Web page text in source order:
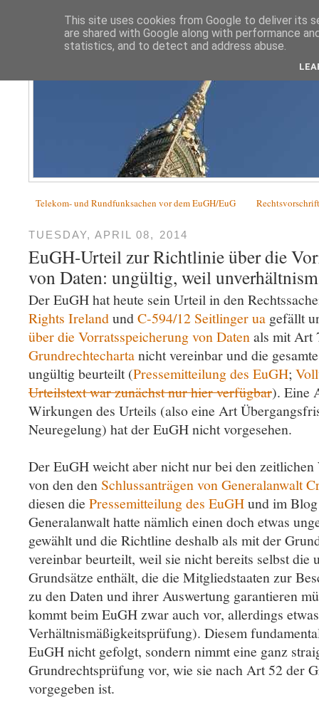
Telekom- und Rundfunksachen vor dem EuGH/EuG
TUESDAY, APRIL 08, 2014
EuGH-Urteil zur Richtlinie über die
von Daten: ungültig, weil
Der EuGH hat heute sein Urteil in den
Rights IrelandundC-594/12 Seitlinger ua gefällt
über die Vorratsspeicherung von Datenals mit Art
Grundrechtechartanicht vereinbar und die
ungültig beurteilt (Pressemitteilung des EuGH;
Urteilstext war zunächst nur hier verfügbar). Eine
Wirkungen des Urteils (also eine Art
Neuregelung) hat der EuGH nicht vorgesehen.
Der EuGH weicht aber nicht nur bei den
von den denSchlussanträgen von Generalanwalt
diesen die Pressemitteilung des EuGHund im
Generalanwalt hatte nämlich einen doch etwas
gewählt und die Richtline deshalb als mit der
vereinbar beurteilt, weil sie nicht bereits selbst die
Grundsätze enthält, die die Mitgliedstaaten zur
zu den Daten und ihrer Auswertung garantieren
kommt beim EuGH zwar auch vor, allerdings
Verhältnismäßigkeitsprüfung). Diesem
EuGH nicht gefolgt, sondern nimmt eine ganz
Grundrechtsprüfung vor, wie sie nach Art 52 der
vorgegeben ist.
This site uses cookies from Google to deliver its
are shared with Google along with performance
statistics, and to detect and address abuse.